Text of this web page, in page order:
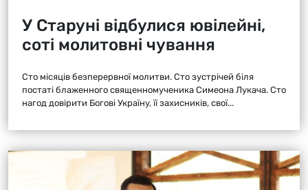
У Старуні відбулися ювілейні,
соті молитовні чування
Сто місяців безперервної молитви. Сто зустрічей біля
постаті блаженного священномученика Симеона Лукача. Сто
нагод довірити Богові Україну, її захисників, свої...